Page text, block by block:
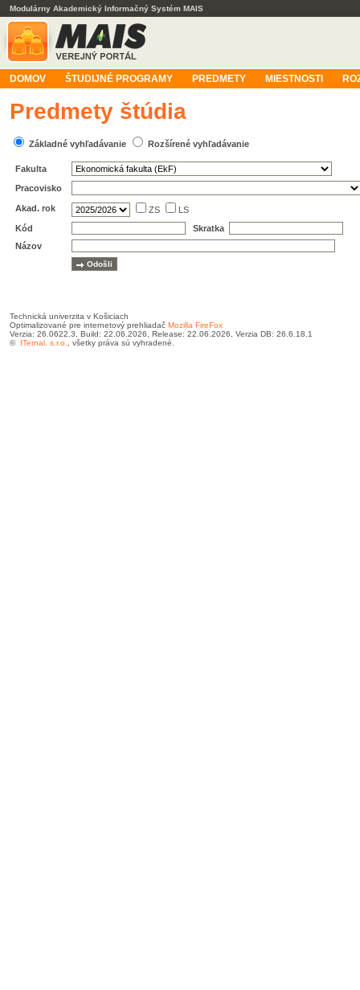
Modulárny Akademický Informačný Systém MAIS
DOMOV ŠTUDIJNÉ PROGRAMY PREDMETY MIESTNOSTI
Predmety štúdia
Základné vyhľadávanie Rozšírené vyhľadávanie
Fakulta
Pracovisko
Akad. rok ZS
LS
Kód
Skratka
Názov
Technická univerzita v Košiciach
Optimalizované pre internetový prehliadač Mozilla FireFox
Verzia: 26.0622.3, Build: 22.06.2026, Release: 22.06.2026, Verzia DB: 26.6.18.1
© ITernal, s.r.o. , všetky práva sú vyhradené.